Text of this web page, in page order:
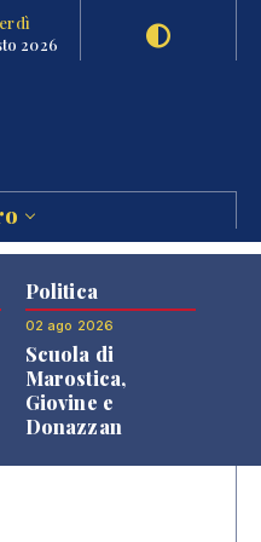
2026
Politica
02 ago 2026
Scuola di
Marostica,
Giovine e
Donazzan